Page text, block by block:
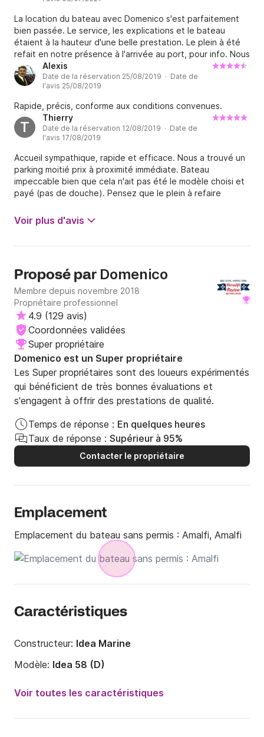
La location du bateau avec Domenico s'est parfaitement
bien passée. Le service, les explications et le bateau
étaient à la hauteur d'une belle prestation. Le plein à été
refait en notre présence à l'arrivée au port, pour info. Nous
avons payés 80€ pour une journée jusque Capri. Je
recommande Domenico et ses bateaux
Alexis
Date de la réservation 25/08/2019 · Date de
l'avis 25/08/2019
Rapide, précis, conforme aux conditions convenues.
T
Thierry
Date de la réservation 12/08/2019 · Date de
l'avis 17/08/2019
Accueil sympathique, rapide et efficace. Nous a trouvé un
parking moitié prix à proximité immédiate. Bateau
impeccable bien que cela n'ait pas été le modèle choisi et
payé (pas de douche). Pensez que le plein à refaire
longeant la côte + tour de Capri + îles Galli). Je
recommande vivement Domenico !
Voir plus d'avis
Proposé par Domenico
Membre depuis novembre 2018
Propriétaire professionnel
4.9 (129 avis)
Coordonnées validées
Super propriétaire
Domenico est un Super propriétaire
Les Super propriétaires sont des loueurs expérimentés
qui bénéficient de très bonnes évaluations et
s'engagent à offrir des prestations de qualité.
Temps de réponse : En quelques heures
Taux de réponse : Supérieur à 95%
Contacter le propriétaire
Emplacement
Emplacement du bateau sans permis : Amalfi, Amalfi
Caractéristiques
Constructeur: Idea Marine
Modèle: Idea 58 (D)
Puissance moteur:
40cv
Voir toutes les caractéristiques